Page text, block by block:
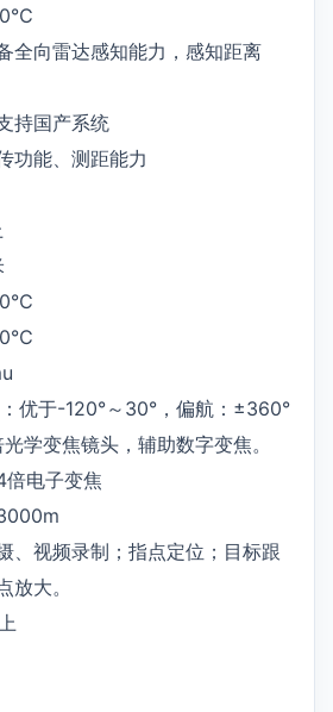
全向雷达感知能力，感知距离
持国产系统
功能、测距能力
优于-120°～30°，偏航：±360°
学变焦镜头，辅助数字变焦。
电子变焦
、视频录制；指点定位；目标跟
放大。